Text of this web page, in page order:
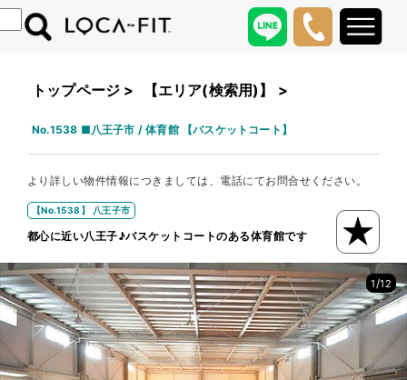
トップページ > 【エリア(検索用)】 >
No.1538 ■八王子市 / 体育館 【バスケットコート】
より詳しい物件情報につきましては、電話にてお問合せください。
【No.1538】 八王子市
都心に近い八王子♪バスケットコートのある体育館です
1/12